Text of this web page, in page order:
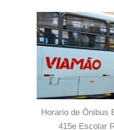
Horario de Ônibus
415e Escolar